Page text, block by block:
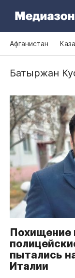
Афганистан
Батыржан
Похищение
пытались
Италии